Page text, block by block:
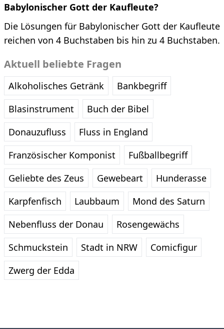
Babylonischer Gott der Kaufleute?
Die Lösungen für Babylonischer Gott der Kaufleute
reichen von 4 Buchstaben bis hin zu 4 Buchstaben.
Aktuell beliebte Fragen
Alkoholisches Getränk
Bankbegriff
Blasinstrument
Buch der Bibel
Donauzufluss
Fluss in England
Französischer Komponist
Fußballbegriff
Geliebte des Zeus
Gewebeart
Hunderasse
Karpfenfisch
Laubbaum
Mond des Saturn
Nebenfluss der Donau
Rosengewächs
Schmuckstein
Stadt in NRW
Comicfigur
Zwerg der Edda